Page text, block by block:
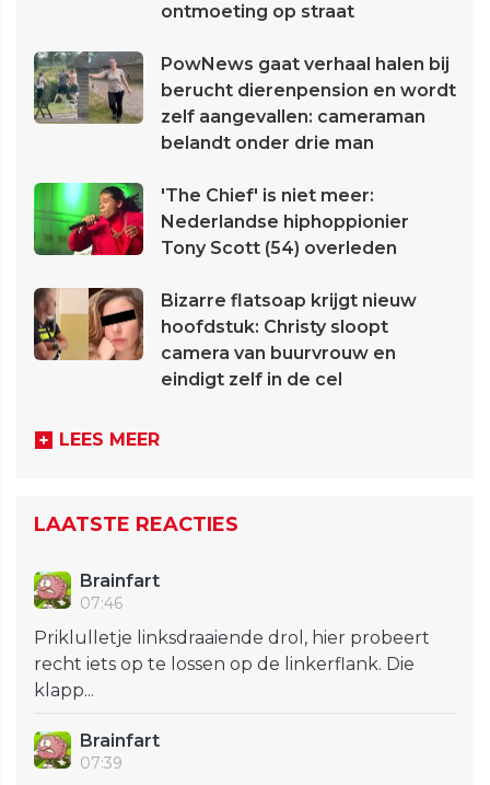
ontmoeting op straat
PowNews gaat verhaal halen bij
berucht dierenpension en wordt
zelf aangevallen: cameraman
belandt onder drie man
'The Chief' is niet meer:
Nederlandse hiphoppionier
Tony Scott (54) overleden
Bizarre flatsoap krijgt nieuw
hoofdstuk: Christy sloopt
camera van buurvrouw en
eindigt zelf in de cel
LEES MEER
LAATSTE REACTIES
Brainfart
07:46
Priklulletje linksdraaiende drol, hier probeert
recht iets op te lossen op de linkerflank. Die
klapp...
Brainfart
07:39